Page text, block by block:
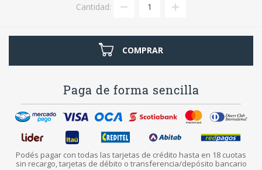
Cantidad:
COMPRAR
Paga de forma sencilla
Podés pagar con todas las tarjetas de crédito hasta en 18 cuotas
sin recargo, tarjetas de débito o transferencia/depósito bancario